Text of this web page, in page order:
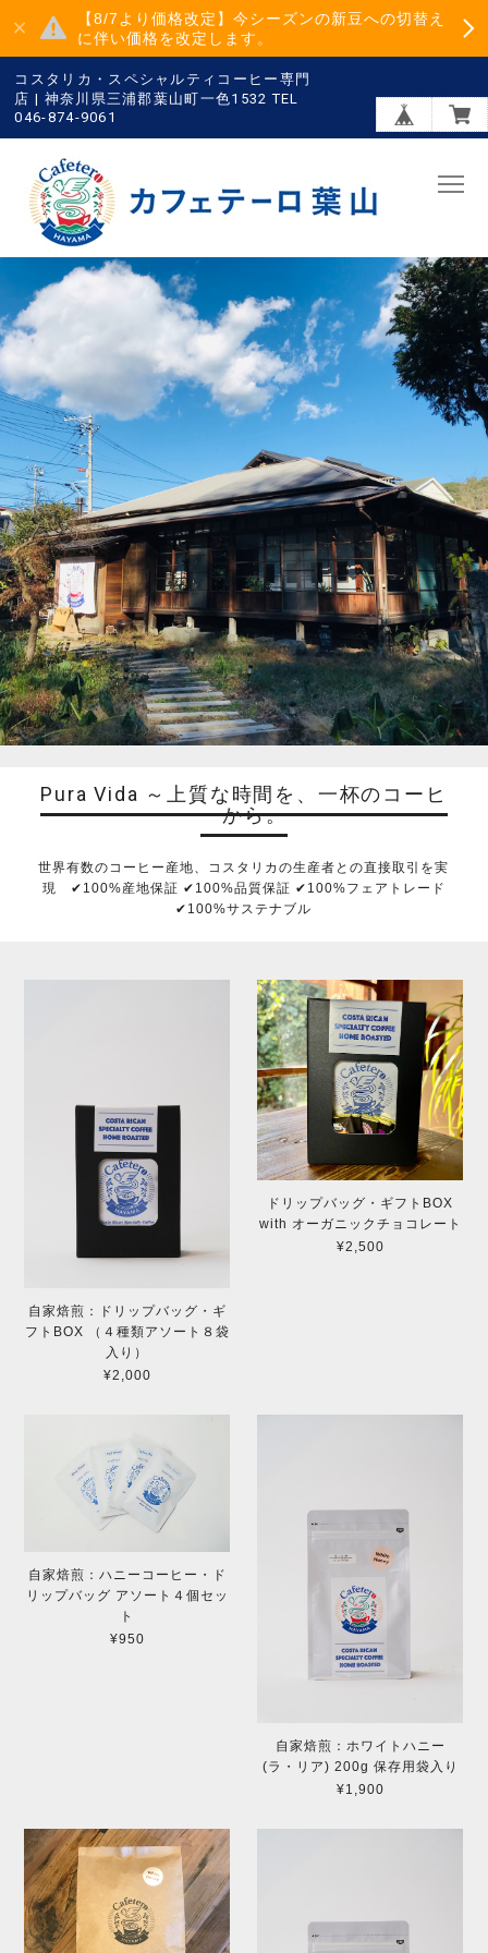
【8/7より価格改定】今シーズンの新豆への切替え
に伴い価格を改定します。
コスタリカ・スペシャルティコーヒー専門
店 | 神奈川県三浦郡葉山町一色1532 TEL
046-874-9061
Pura Vida ～上質な時間を、一杯のコーヒ
ーから。
世界有数のコーヒー産地、コスタリカの生産者との直接取引を実
現 ✔︎100%産地保証 ✔︎100%品質保証 ✔︎100%フェアトレード
✔︎100%サステナブル
自家焙煎：ドリップバッグ・ギ
フトBOX （４種類アソート８袋
入り）
¥2,000
ドリップバッグ・ギフトBOX
with オーガニックチョコレート
¥2,500
自家焙煎：ハニーコーヒー・ド
リップバッグ アソート４個セッ
ト
¥950
自家焙煎：ホワイトハニー
(ラ・リア) 200g 保存用袋入り
¥1,900